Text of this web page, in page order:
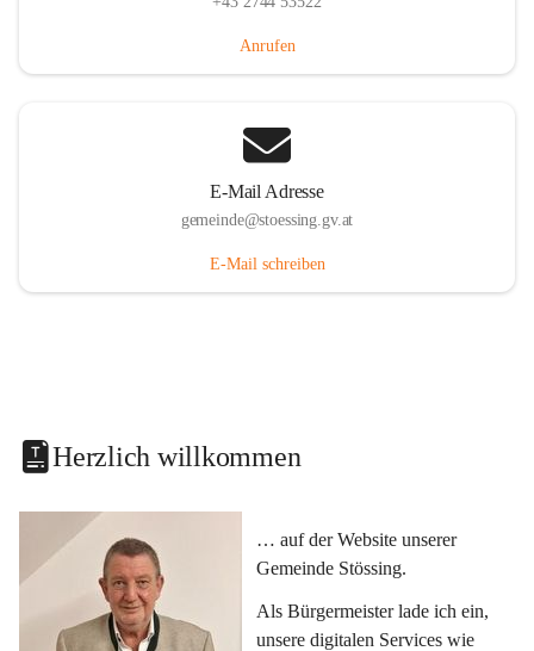
Anrufen
E-Mail Adresse
gemeinde@stoessing.gv.at
E-Mail schreiben
Herzlich willkommen
… auf der Website unserer
Gemeinde Stössing.
Als Bürgermeister lade ich ein,
unsere digitalen Services wie